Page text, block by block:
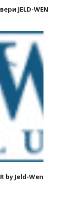
JELD-WEN
by Jeld-Wen